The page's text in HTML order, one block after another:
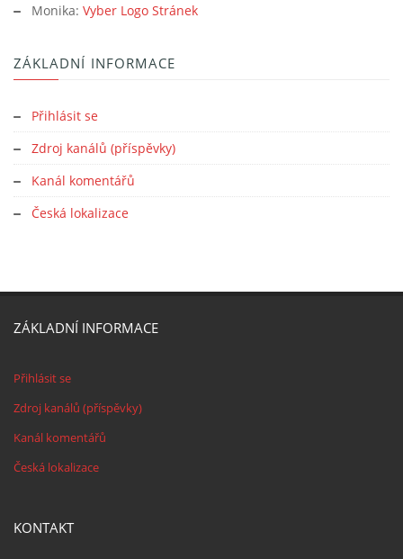
Monika: Vyber Logo Stránek
ZÁKLADNÍ INFORMACE
Přihlásit se
Zdroj kanálů (příspěvky)
Kanál komentářů
Česká lokalizace
ZÁKLADNÍ INFORMACE
Přihlásit se
Zdroj kanálů (příspěvky)
Kanál komentářů
Česká lokalizace
KONTAKT